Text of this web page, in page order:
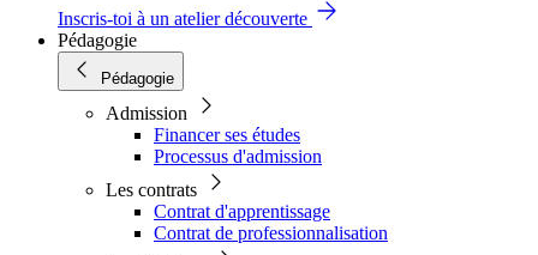
Inscris-toi à un atelier découverte
Pédagogie
Pédagogie
Admission
Financer ses études
Processus d'admission
Les contrats
Contrat d'apprentissage
Contrat de professionnalisation